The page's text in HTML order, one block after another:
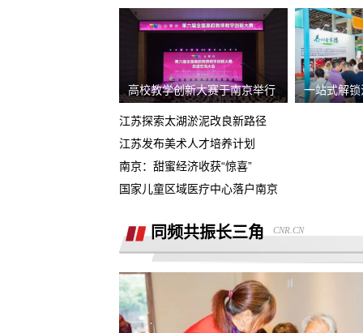
话费充值未到账，平台判商家退款，但
家不退款也联系不上。
游戏虚假宣传诱导消费，已经严重影响
人生活
4s店擅自操作导致汽车主机损坏导致需
全款购买吉利银河A7被售抵押车，车辆
被中信银行拖走，钱车两空，吉利总部
诿不作为
石家庄鹿泉区烂尾楼
退定金10000元
承诺兜底购置税，后续不兜底
熊猫净水器爆炸燃烧
高校教学创新大赛于南京举行 一站式解
江苏探索太湖淤泥改良新路径
江苏发布美术人才培养计划
南京：甜蜜经济收获“惊喜”
国家儿童区域医疗中心落户南京
同频共振长三角 CNR.CN